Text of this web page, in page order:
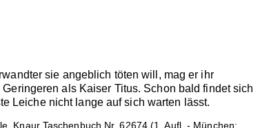
sie angeblich töten will, mag er ihr
als Kaiser Titus. Schon bald findet sich
Leiche nicht lange auf sich warten lässt.
Knaur Taschenbuch Nr. 62674 (1. Aufl. - München: